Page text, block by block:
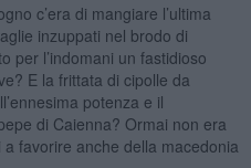
c’era di mangiare l’ultima
inzuppati nel brodo di
per l’indomani un fastidioso
E la frittata di cipolle da
potenza e il
di Caienna? Ormai non era
favorire anche della macedonia